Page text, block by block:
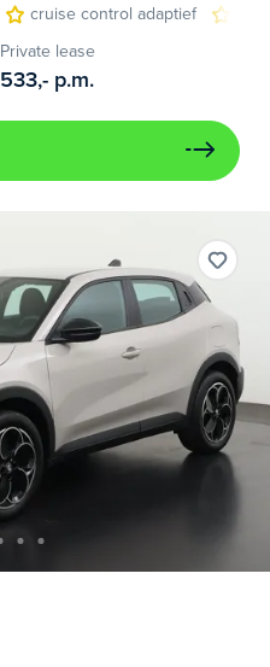
cruise control adaptief
Private lease
533,- p.m.